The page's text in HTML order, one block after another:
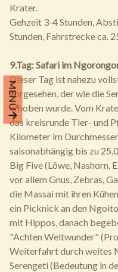
MENÜ
Krater.
Gehzeit 3-4 Stunden,
Stunden, Fahrstrecke ca.
9.Tag: Safari im
Dieser Tag ist nahezu
vorgesehen, der wie die
erhoben wurde. Vom
das kreisrunde Tier- und
Kilometer im
saisonabhängig bis zu
Big Five (Löwe, Nashorn,
vor allem Gnus, Zebras,
die Massai mit ihren
ein Picknick an den
mit Hippos, danach
"Achten Weltwunder"
Weiterfahrt durch weites
Serengeti (Bedeutung in